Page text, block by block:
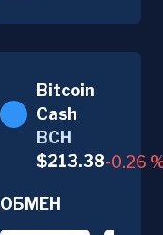
Bitcoin
Cash
BCH
$213.38-0.26
ОБМЕН